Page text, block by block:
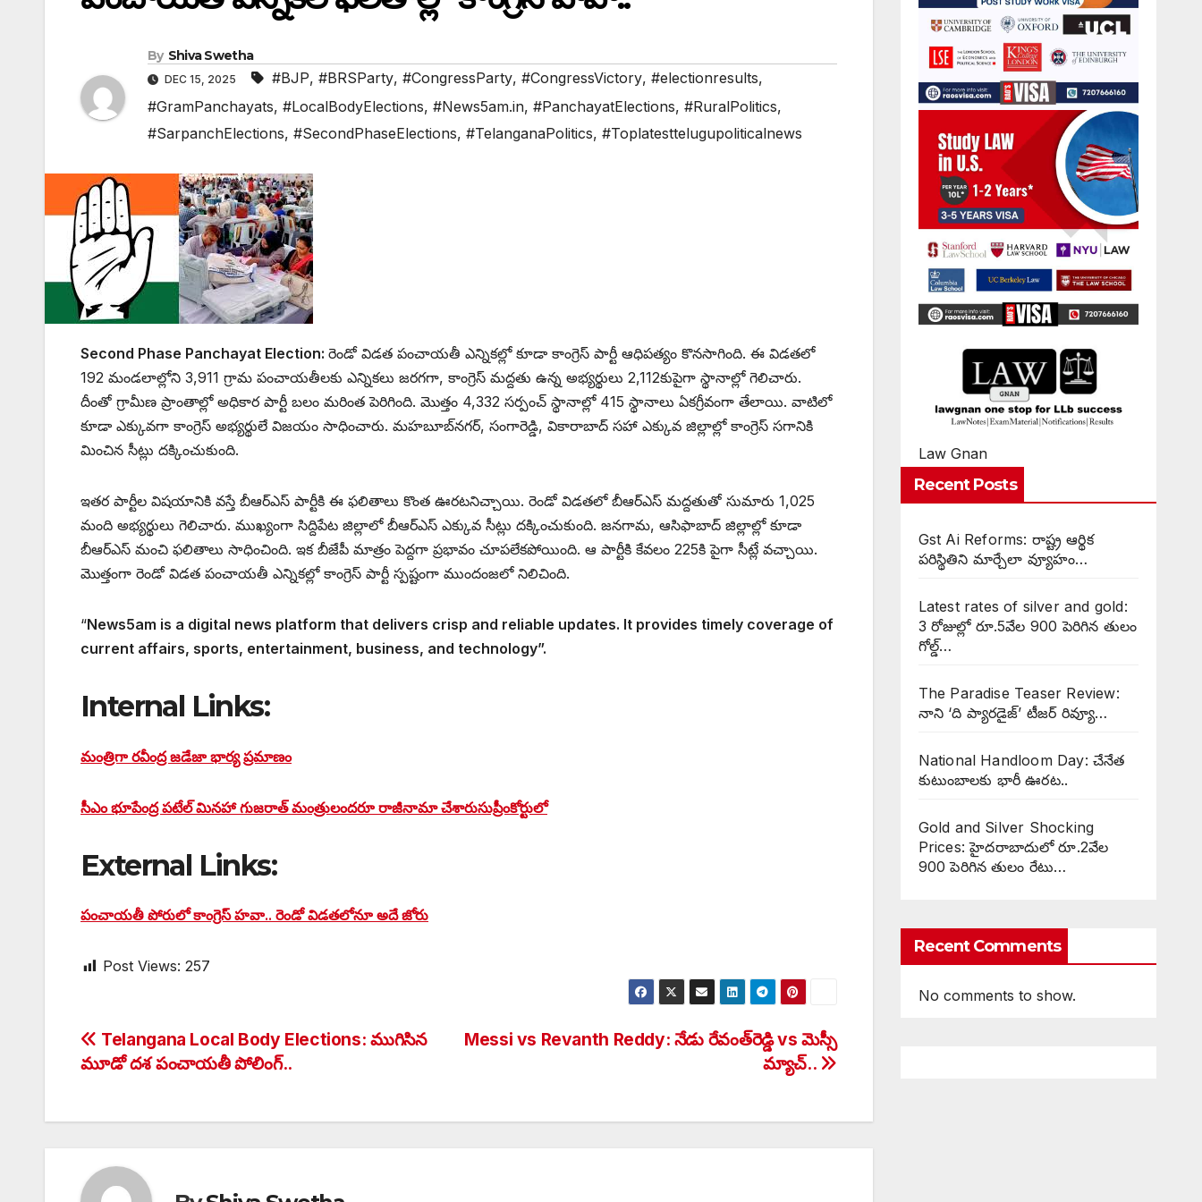
By Shiva Swetha
DEC 15, 2025 #BJP, #BRSParty, #CongressParty, #CongressVictory, #electionresults,
#GramPanchayats, #LocalBodyElections, #News5am.in, #PanchayatElections, #RuralPolitics,
#SarpanchElections, #SecondPhaseElections, #TelanganaPolitics, #Toplatesttelugupoliticalnews
Second Phase Panchayat Election: రెండో విడత పంచాయతీ ఎన్నికల్లో కూడా కాంగ్రెస్‌ పార్టీ ఆధిపత్యం కొనసాగింది. ఈ విడతలో
192 మండలాల్లోని 3,911 గ్రామ పంచాయతీలకు ఎన్నికలు జరగగా, కాంగ్రెస్‌ మద్దతు ఉన్న అభ్యర్థులు 2,112కుపైగా స్థానాల్లో గెలిచారు.
దీంతో గ్రామీణ ప్రాంతాల్లో అధికార పార్టీ బలం మరింత పెరిగింది. మొత్తం 4,332 సర్పంచ్‌ స్థానాల్లో 415 స్థానాలు ఏకగ్రీవంగా తేలాయి. వాటిలో
కూడా ఎక్కువగా కాంగ్రెస్‌ అభ్యర్థులే విజయం సాధించారు. మహబూబ్‌నగర్‌, సంగారెడ్డి, వికారాబాద్‌ సహా ఎక్కువ జిల్లాల్లో కాంగ్రెస్‌ సగానికి
మించిన సీట్లు దక్కించుకుంది.
ఇతర పార్టీల విషయానికి వస్తే బీఆర్‌ఎస్‌ పార్టీకి ఈ ఫలితాలు కొంత ఊరటనిచ్చాయి. రెండో విడతలో బీఆర్‌ఎస్‌ మద్దతుతో సుమారు 1,025
మంది అభ్యర్థులు గెలిచారు. ముఖ్యంగా సిద్దిపేట జిల్లాలో బీఆర్‌ఎస్‌ ఎక్కువ సీట్లు దక్కించుకుంది. జనగామ, ఆసిఫాబాద్‌ జిల్లాల్లో కూడా
బీఆర్‌ఎస్‌ మంచి ఫలితాలు సాధించింది. ఇక బీజేపీ మాత్రం పెద్దగా ప్రభావం చూపలేకపోయింది. ఆ పార్టీకి కేవలం 225కి పైగా సీట్లే వచ్చాయి.
మొత్తంగా రెండో విడత పంచాయతీ ఎన్నికల్లో కాంగ్రెస్‌ పార్టీ స్పష్టంగా ముందంజలో నిలిచింది.
“News5am is a digital news platform that delivers crisp and reliable updates. It provides timely coverage of
current affairs, sports, entertainment, business, and technology”.
Internal Links:
మంత్రిగా రవీంద్ర జడేజా భార్య ప్రమాణం
సీఎం భూపేంద్ర పటేల్ మినహా గుజరాత్ మంత్రులందరూ రాజీనామా చేశారుసుప్రీంకోర్టులో
External Links:
పంచాయతీ పోరులో కాంగ్రెస్ హవా.. రెండో విడతలోనూ అదే జోరు
Post Views: 257
Post
Messi vs Revanth Reddy: నేడు రేవంత్‌రెడ్డి vs మెస్సీ
మ్యాచ్..
Telangana Local Body Elections: ముగిసిన
మూడో దశ పంచాయతీ పోలింగ్..
Law Gnan
Recent Posts
Gst Ai Reforms: రాష్ట్ర ఆర్థిక
పరిస్థితిని మార్చేలా వ్యూహం…
Latest rates of silver and gold:
3 రోజుల్లో రూ.5వేల 900 పెరిగిన తులం
గోల్డ్…
The Paradise Teaser Review:
నాని ‘ది ప్యారడైజ్’ టీజర్ రివ్యూ…
National Handloom Day: చేనేత
కుటుంబాలకు భారీ ఊరట..
Gold and Silver Shocking
Prices: హైదరాబాదులో రూ.2వేల
900 పెరిగిన తులం రేటు…
Recent Comments
No comments to show.